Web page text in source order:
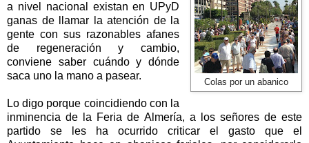
Colas por un abanico
a nivel nacional existan en UPyD
ganas de llamar la atención de la
gente con sus razonables afanes
de regeneración y cambio,
conviene saber cuándo y dónde
saca uno la mano a pasear.
Lo digo porque coincidiendo con la
inminencia de
la Feria de Almería, a los señores de este
partido se les ha ocurrido criticar el gasto que el